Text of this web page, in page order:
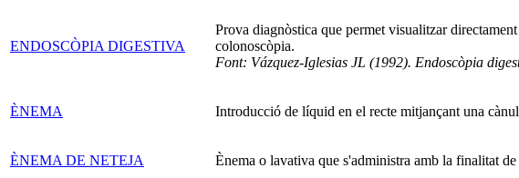
ENDOSCÒPIA DIGESTIVA
Prova diagnòstica que permet visualitzar
colonoscòpia.
Font: Vázquez-Iglesias JL (1992). Endoscòpia
ÈNEMA Introducció de líquid en el recte mitjançant una
ÈNEMA DE NETEJA Ènema o lavativa que s'administra amb la finalitat